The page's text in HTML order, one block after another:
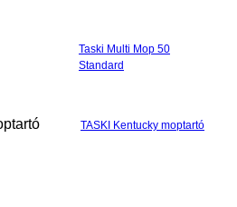
Taski Multi Mop 50
Standard
TASKI Kentucky moptartó